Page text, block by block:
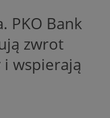
PKO Bank
zwrot
i wspierają